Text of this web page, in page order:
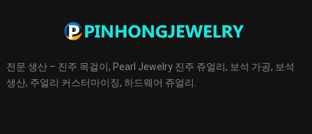
전문 생산 – 진주 목걸이, Pearl Jewelry 진주 쥬얼리, 보석 가공, 보석
생산, 주얼리 커스터마이징, 하드웨어 쥬얼리.